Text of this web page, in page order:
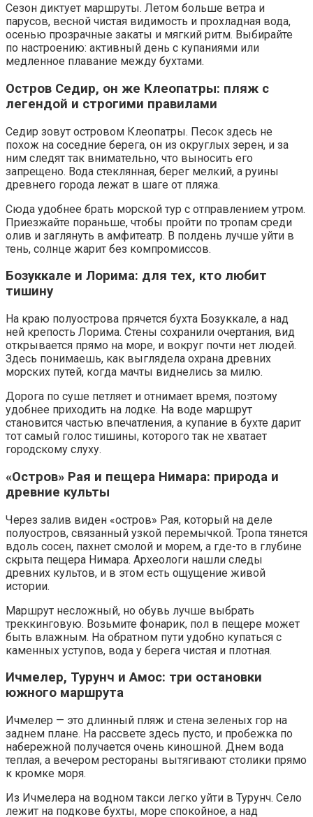
Сезон диктует маршруты. Летом больше ветра и
парусов, весной чистая видимость и прохладная вода,
осенью прозрачные закаты и мягкий ритм. Выбирайте
по настроению: активный день с купаниями или
медленное плавание между бухтами.
Остров Седир, он же Клеопатры: пляж с
легендой и строгими правилами
Седир зовут островом Клеопатры. Песок здесь не
похож на соседние берега, он из округлых зерен, и за
ним следят так внимательно, что выносить его
запрещено. Вода стеклянная, берег мелкий, а руины
древнего города лежат в шаге от пляжа.
Сюда удобнее брать морской тур с отправлением утром.
Приезжайте пораньше, чтобы пройти по тропам среди
олив и заглянуть в амфитеатр. В полдень лучше уйти в
тень, солнце жарит без компромиссов.
Бозуккале и Лорима: для тех, кто любит
тишину
На краю полуострова прячется бухта Бозуккале, а над
ней крепость Лорима. Стены сохранили очертания, вид
открывается прямо на море, и вокруг почти нет людей.
Здесь понимаешь, как выглядела охрана древних
морских путей, когда мачты виднелись за милю.
Дорога по суше петляет и отнимает время, поэтому
удобнее приходить на лодке. На воде маршрут
становится частью впечатления, а купание в бухте дарит
тот самый голос тишины, которого так не хватает
городскому слуху.
«Остров» Рая и пещера Нимара: природа и
древние культы
Через залив виден «остров» Рая, который на деле
полуостров, связанный узкой перемычкой. Тропа тянется
вдоль сосен, пахнет смолой и морем, а где-то в глубине
скрыта пещера Нимара. Археологи нашли следы
древних культов, и в этом есть ощущение живой
истории.
Маршрут несложный, но обувь лучше выбрать
треккинговую. Возьмите фонарик, пол в пещере может
быть влажным. На обратном пути удобно купаться с
каменных уступов, вода у берега чистая и плотная.
Ичмелер, Турунч и Амос: три остановки
южного маршрута
Ичмелер — это длинный пляж и стена зеленых гор на
заднем плане. На рассвете здесь пусто, и пробежка по
набережной получается очень киношной. Днем вода
теплая, а вечером рестораны вытягивают столики прямо
к кромке моря.
Из Ичмелера на водном такси легко уйти в Турунч. Село
лежит на подкове бухты, море спокойное, а над